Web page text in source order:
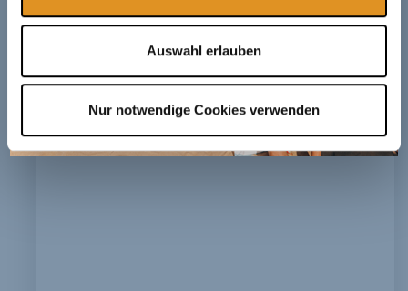
Auswahl erlauben
Nur notwendige Cookies verwenden